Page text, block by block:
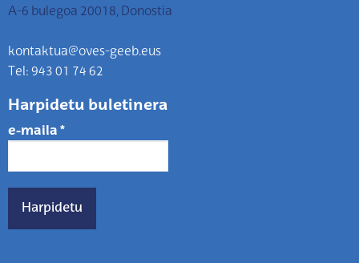
A-6 bulegoa 20018, Donostia
kontaktua@oves-geeb.eus
Tel: 943 01 74 62
Harpidetu buletinera
e-maila *